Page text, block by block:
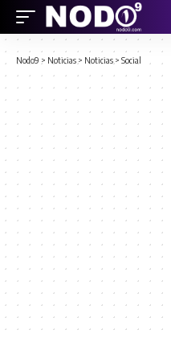
Nodo9 > Noticias > Noticias > Social